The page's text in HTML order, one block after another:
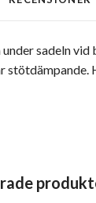
sadeln vid
stötdämpande.